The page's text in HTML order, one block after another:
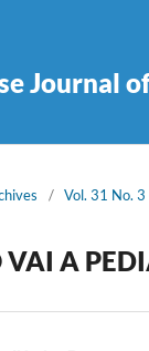
Journal
/ Vol. 31 No.
A